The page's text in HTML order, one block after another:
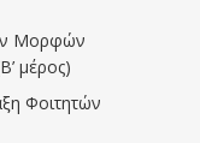
Μορφών
μέρος)
Φοιτητών